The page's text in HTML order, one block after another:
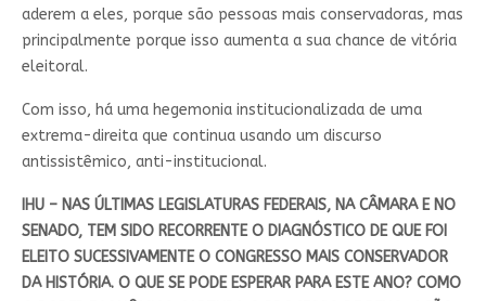
aderem a eles, porque são pessoas mais conservadoras, mas
principalmente porque isso aumenta a sua chance de vitória
eleitoral.
Com isso, há uma hegemonia institucionalizada de uma
extrema-direita que continua usando um discurso
antissistêmico, anti-institucional.
IHU – NAS ÚLTIMAS LEGISLATURAS FEDERAIS, NA CÂMARA E NO
SENADO, TEM SIDO RECORRENTE O DIAGNÓSTICO DE QUE FOI
ELEITO SUCESSIVAMENTE O CONGRESSO MAIS CONSERVADOR
DA HISTÓRIA. O QUE SE PODE ESPERAR PARA ESTE ANO? COMO